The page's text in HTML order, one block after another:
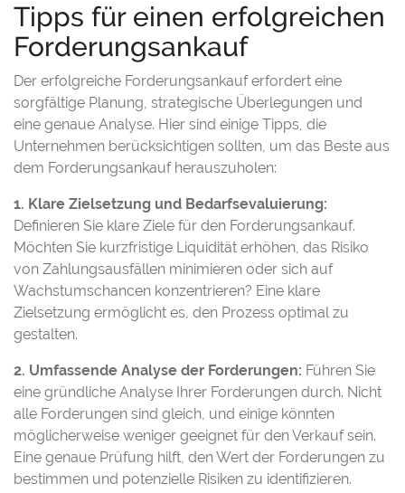
Tipps für einen erfolgreichen
Forderungsankauf
Der erfolgreiche Forderungsankauf erfordert eine
sorgfältige Planung, strategische Überlegungen und
eine genaue Analyse. Hier sind einige Tipps, die
Unternehmen berücksichtigen sollten, um das Beste aus
dem Forderungsankauf herauszuholen:
1. Klare Zielsetzung und Bedarfsevaluierung:
Definieren Sie klare Ziele für den Forderungsankauf.
Möchten Sie kurzfristige Liquidität erhöhen, das Risiko
von Zahlungsausfällen minimieren oder sich auf
Wachstumschancen konzentrieren? Eine klare
Zielsetzung ermöglicht es, den Prozess optimal zu
gestalten.
2. Umfassende Analyse der Forderungen: Führen Sie
eine gründliche Analyse Ihrer Forderungen durch. Nicht
alle Forderungen sind gleich, und einige könnten
möglicherweise weniger geeignet für den Verkauf sein.
Eine genaue Prüfung hilft, den Wert der Forderungen zu
bestimmen und potenzielle Risiken zu identifizieren.